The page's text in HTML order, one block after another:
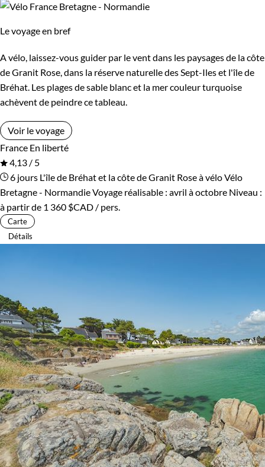
Le voyage en bref
A vélo, laissez-vous guider par le vent dans les paysages de la côte
de Granit Rose, dans la réserve naturelle des Sept-Iles et l'île de
Bréhat. Les plages de sable blanc et la mer couleur turquoise
achèvent de peindre ce tableau.
Voir le voyage
France En liberté
4,13 / 5
6 jours L'île de Bréhat et la côte de Granit Rose à véloVélo
Bretagne - NormandieVoyage réalisable : avril à octobre Niveau :
à partir de 1 360 $CAD / pers.
Carte
Détails